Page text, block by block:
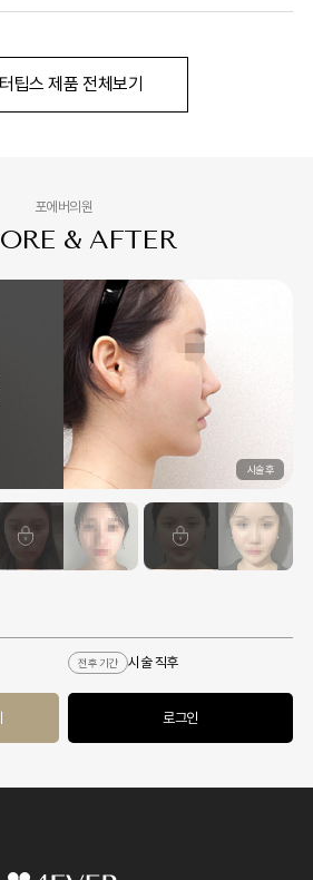
팁스 제품 전체보기
포에버의원
& AFTER
전후 기간 시술 직후
로그인